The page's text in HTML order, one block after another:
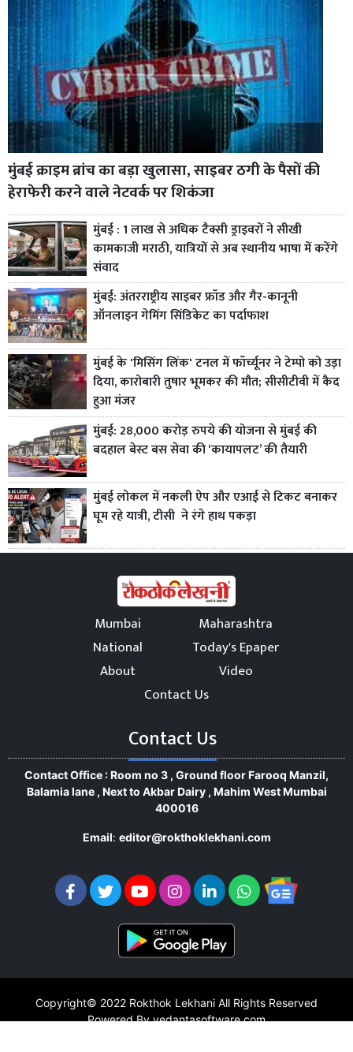
मुंबई क्राइम ब्रांच का बड़ा खुलासा, साइबर ठगी के पैसों की
हेराफेरी करने वाले नेटवर्क पर शिकंजा
मुंबई : 1 लाख से अधिक टैक्सी ड्राइवरों ने सीखी
कामकाजी मराठी, यात्रियों से अब स्थानीय भाषा में करेंगे
संवाद
मुंबई: अंतरराष्ट्रीय साइबर फ्रॉड और गैर-कानूनी
ऑनलाइन गेमिंग सिंडिकेट का पर्दाफाश
मुंबई के 'मिसिंग लिंक' टनल में फॉर्च्यूनर ने टेम्पो को उड़ा
दिया, कारोबारी तुषार भूमकर की मौत; सीसीटीवी में कैद
हुआ मंजर
मुंबई: 28,000 करोड़ रुपये की योजना से मुंबई की
बदहाल बेस्ट बस सेवा की ‘कायापलट’ की तैयारी
मुंबई लोकल में नकली ऐप और एआई से टिकट बनाकर
घूम रहे यात्री, टीसी ने रंगे हाथ पकड़ा
Mumbai
Maharashtra
National
Today's Epaper
About
Video
Contact Us
Contact Us
Contact Office : Room no 3 , Ground floor Farooq Manzil,
Balamia lane , Next to Akbar Dairy , Mahim West Mumbai
400016
Email: editor@rokthoklekhani.com
Copyright© 2022 Rokthok Lekhani All Rights Reserved
Powered By vedantasoftware.com